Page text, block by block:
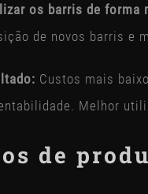
os barris de forma
de novos barris e
Custos mais
Melhor
de